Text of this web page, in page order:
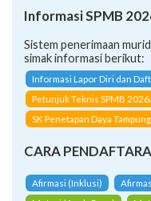
Informasi SPMB
Sistem penerimaan
simak informasi berikut:
Informasi Lapor Diri dan
Petunjuk Teknis SPMB
SK Penetapan Daya
CARA
Afirmasi (Inklusi)